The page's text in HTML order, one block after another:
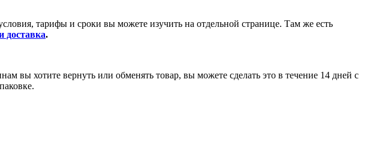
тарифы и сроки вы можете изучить на отдельной странице. Там же есть
доставка.
хотите вернуть или обменять товар, вы можете сделать это в течение 14 дней с